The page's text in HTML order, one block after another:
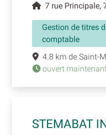
7 rue Principale,
Gestion de titres
comptable
4.8 km de Saint-
ouvert
STEMABAT